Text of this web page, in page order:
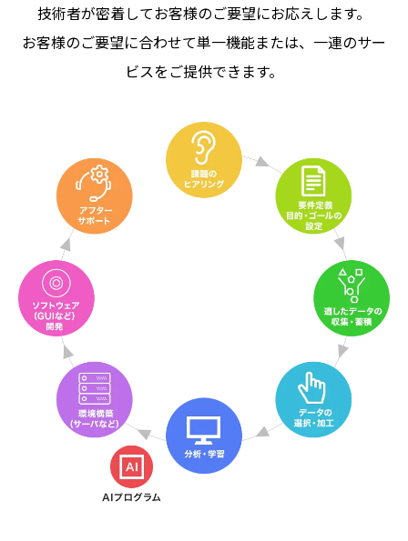
技術者が密着してお客様のご要望にお応えします。
お客様のご要望に合わせて単一機能または、一連のサー
ビスをご提供できます。